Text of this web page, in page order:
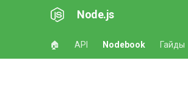
Node.js
🏠 API Nodebook Гайды